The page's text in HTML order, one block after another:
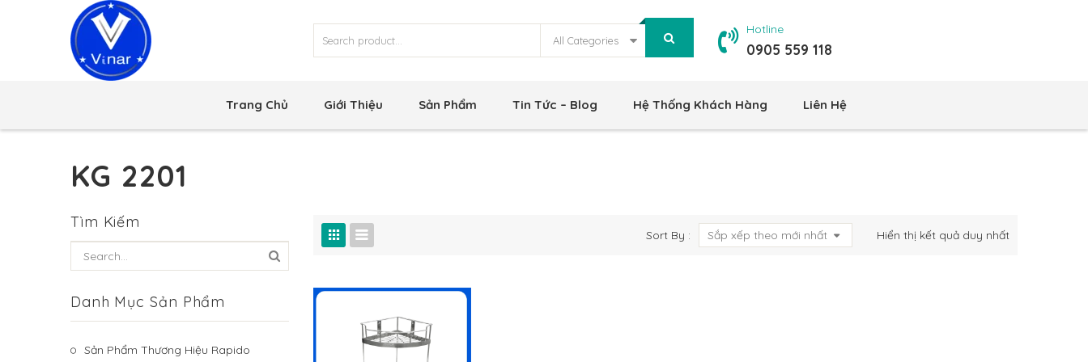
All Categories
Hotline
0905 559 118
Trang Chủ Giới Thiệu Sản Phẩm Tin Tức – Blog Hệ Thống Khách Hàng Liên Hệ
KG 2201
Tìm Kiếm
Danh Mục Sản Phẩm
Sản Phẩm Thương Hiệu Rapido
Hiển thị kết quả duy nhất
Sort By : Sắp xếp theo mới nhất